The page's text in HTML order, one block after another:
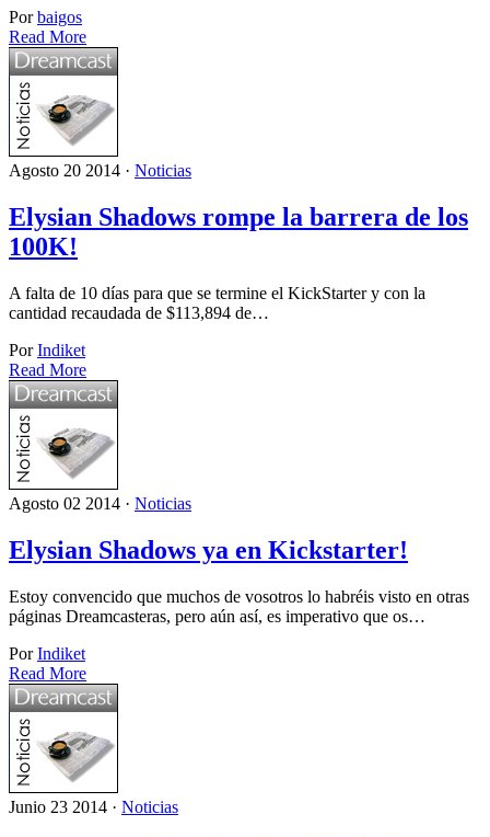
Porbaigos
Read More
Agosto 20 2014 · Noticias
Elysian Shadows rompe la barrera de los
100K!
A falta de 10 días para que se termine el KickStarter y con la
cantidad recaudada de $113,894 de…
PorIndiket
Read More
Agosto 02 2014 · Noticias
Elysian Shadows ya en Kickstarter!
Estoy convencido que muchos de vosotros lo habréis visto en otras
páginas Dreamcasteras, pero aún así, es imperativo que os…
PorIndiket
Read More
Junio 23 2014 · Noticias